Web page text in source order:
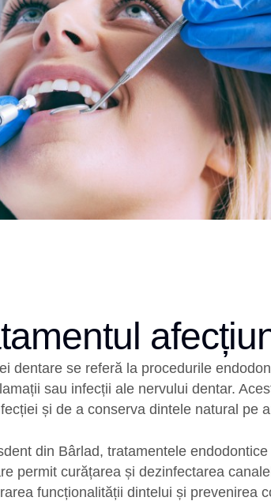
dentare se referă la procedurile
sau infecții ale nervului dentar.
și de a conserva dintele natural pe
din Bârlad, tratamentele
permit curățarea și dezinfectarea
funcționalității dintelui și prevenirea